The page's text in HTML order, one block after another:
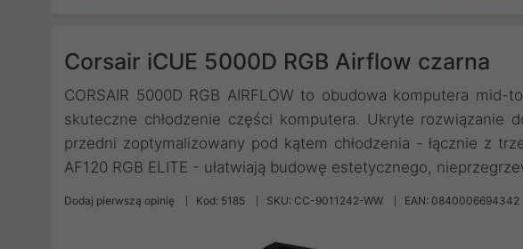
Corsair iCUE 5000D RGB Airflow czarna
CORSAIR 5000D RGB AIRFLOW to obudowa komputera
skuteczne chłodzenie części komputera. Ukryte rozwiązanie
przedni zoptymalizowany pod kątem chłodzenia - łącznie z
AF120 RGB ELITE - ułatwiają budowę estetycznego,
Dodaj pierwszą opinię Kod: 5185 SKU: CC-9011242-WW EAN: 0840006694342